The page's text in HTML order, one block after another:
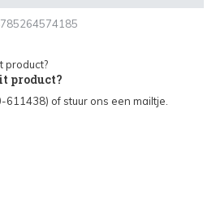
product?
of stuur ons een mailtje.